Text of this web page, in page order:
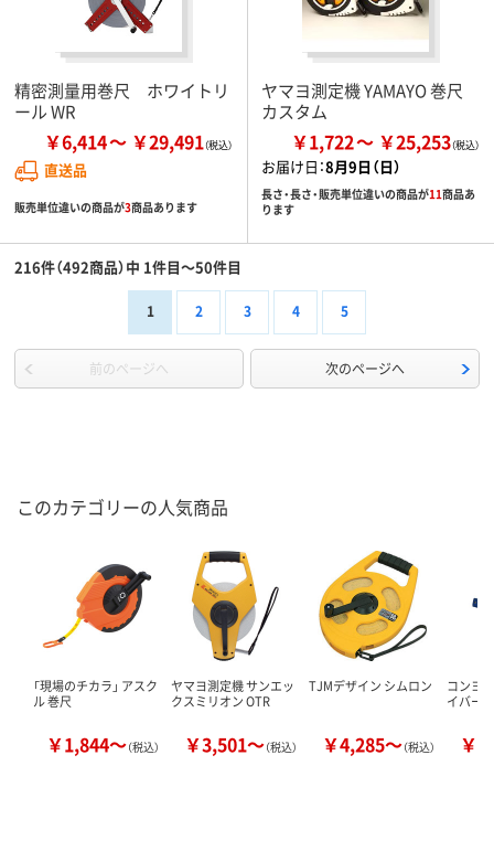
精密測量用巻尺 ホワイトリ
ール WR
￥6,414 ￥29,491
直送品
販売単位違いの商品が3商品あります
ヤマヨ測定機 YAMAYO 巻尺
カスタム
￥1,722 ￥25,253
お届け日：8月9日（日）
長さ・長さ・販売単位違いの商品が11商品あ
ります
216件（492商品）中 1件目～50件目
1 2 3 4 5
前のページへ 次のページへ
このカテゴリーの人気商品
「現場のチカラ」 アスク
ル 巻尺
￥1,844～（税込）
ヤマヨ測定機 サンエッ
クスミリオン OTR
￥3,501～（税込）
TJMデザイン シムロン
￥4,285～（税込）
コンヨ
イバー
￥